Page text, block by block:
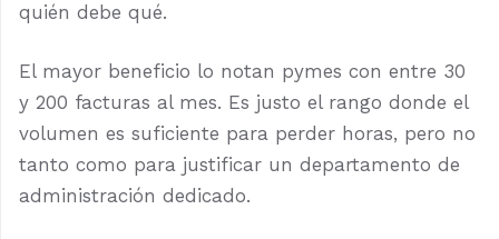
quién debe qué.
El mayor beneficio lo notan pymes con entre 30
y 200 facturas al mes. Es justo el rango donde el
volumen es suficiente para perder horas, pero no
tanto como para justificar un departamento de
administración dedicado.